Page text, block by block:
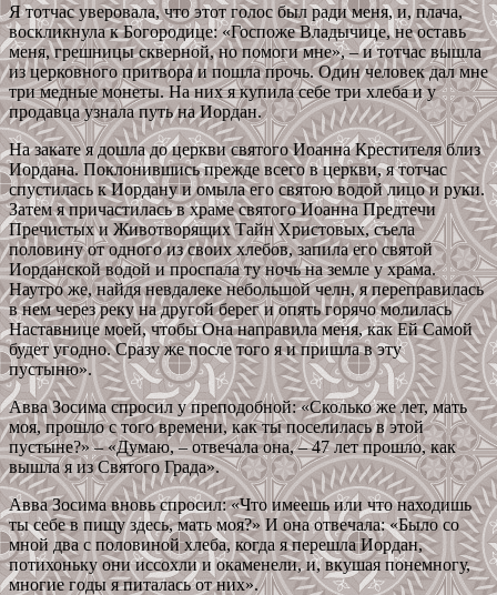
Я тотчас уверовала, что этот голос был ради меня, и, плача,
воскликнула к Богородице: «Госпоже Владычице, не оставь
меня, грешницы скверной, но помоги мне», – и тотчас вышла
из церковного притвора и пошла прочь. Один человек дал мне
три медные монеты. На них я купила себе три хлеба и у
продавца узнала путь на Иордан.
На закате я дошла до церкви святого Иоанна Крестителя близ
Иордана. Поклонившись прежде всего в церкви, я тотчас
спустилась к Иордану и омыла его святою водой лицо и руки.
Затем я причастилась в храме святого Иоанна Предтечи
Пречистых и Животворящих Тайн Христовых, съела
половину от одного из своих хлебов, запила его святой
Иорданской водой и проспала ту ночь на земле у храма.
Наутро же, найдя невдалеке небольшой челн, я переправилась
в нем через реку на другой берег и опять горячо молилась
Наставнице моей, чтобы Она направила меня, как Ей Самой
будет угодно. Сразу же после того я и пришла в эту
пустыню».
Авва Зосима спросил у преподобной: «Сколько же лет, мать
моя, прошло с того времени, как ты поселилась в этой
пустыне?» – «Думаю, – отвечала она, – 47 лет прошло, как
вышла я из Святого Града».
Авва Зосима вновь спросил: «Что имеешь или что находишь
ты себе в пищу здесь, мать моя?» И она отвечала: «Было со
мной два с половиной хлеба, когда я перешла Иордан,
потихоньку они иссохли и окаменели, и, вкушая понемногу,
многие годы я питалась от них».